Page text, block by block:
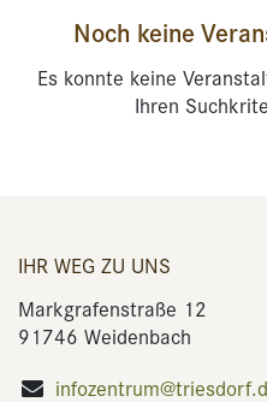
Noch keine
Es konnte keine
Ihren
IHR WEG ZU UNS
Markgrafenstraße 12
91746 Weidenbach